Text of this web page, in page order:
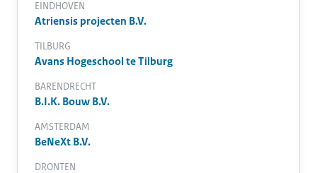
EINDHOVEN
Atriensis projecten B.V.
TILBURG
Avans Hogeschool te Tilburg
BARENDRECHT
B.I.K. Bouw B.V.
AMSTERDAM
BeNeXt B.V.
DRONTEN